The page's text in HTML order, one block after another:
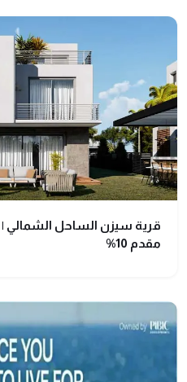
مقدم 10%